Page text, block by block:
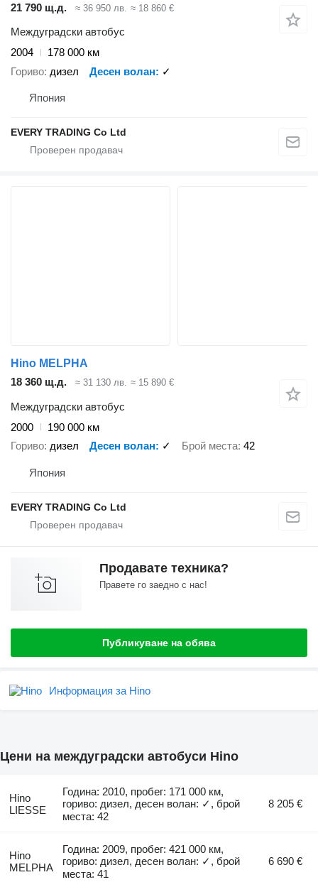
21 790 щ.д.
≈ 36 950 лв. ≈ 18 860 €
Междуградски автобус
2004
178 000 км
Гориво дизел Десен волан ✓
Япония
EVERY TRADING Co Ltd
Hino MELPHA
18 360 щ.д.
≈ 31 130 лв. ≈ 15 890 €
Междуградски автобус
2000
190 000 км
Гориво дизел Десен волан ✓ Брой места 42
Япония
EVERY TRADING Co Ltd
Продавате техника?
Правете го заедно с нас!
Публикуване на обява
Информация за Hino
Цени на междуградски автобуси Hino
Hino
LIESSE
Година: 2010, пробег: 171 000 км,
гориво: дизел, десен волан: ✓, брой
места: 42
8 205 €
Hino
MELPHA
Година: 2009, пробег: 421 000 км,
гориво: дизел, десен волан: ✓, брой
места: 41
6 690 €